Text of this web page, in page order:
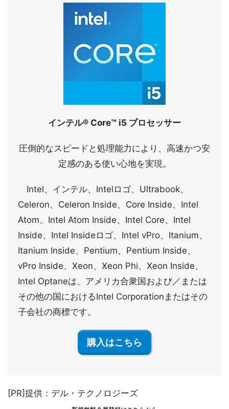
インテル® Core™ i5 プロセッサー
圧倒的なスピードと処理能力により、高速かつ安
定感のある使い心地を実現。
Intel、インテル、Intelロゴ、Ultrabook、
Celeron、Celeron Inside、Core Inside、Intel
Atom、Intel Atom Inside、Intel Core、Intel
Inside、Intel Insideロゴ、Intel vPro、Itanium、
Itanium Inside、Pentium、Pentium Inside、
vPro Inside、Xeon、Xeon Phi、Xeon Inside、
Intel Optaneは、アメリカ合衆国および／または
その他の国におけるIntel Corporationまたはその
子会社の商標です。
購入はこちら
[PR]提供：デル・テクノロジーズ